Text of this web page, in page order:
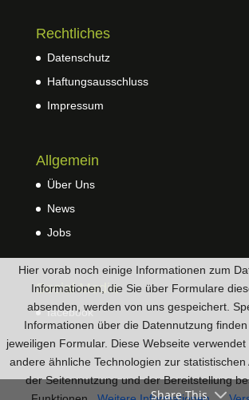
Rechtliches
Datenschutz
Haftungsausschluss
Impressum
Allgemein
Über Uns
News
Jobs
Social Media
facebook
Share This
Hier vorab noch einige Informationen zum
Informationen, die Sie über Formulare
absenden, werden von uns gespeichert.
Informationen über die Datennutzung
jeweiligen Formular. Diese Webseite verwendet
andere ähnliche Technologien zur statistischen
der Seitennutzung und der Bereitstellung